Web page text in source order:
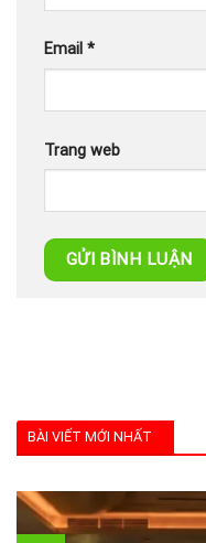
Email *
Trang web
BÀI VIẾT MỚI NHẤT